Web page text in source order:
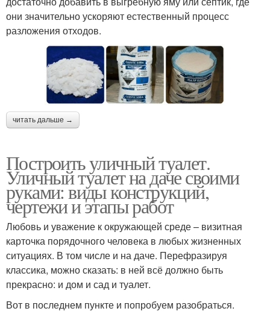
они значительно ускоряют естественный процесс
разложения отходов.
читать дальше →
Построить уличный туалет.
Уличный туалет на даче своими
руками: виды конструкций,
чертежи и этапы работ
Любовь и уважение к окружающей среде – визитная
карточка порядочного человека в любых жизненных
ситуациях. В том числе и на даче. Перефразируя
классика, можно сказать: в ней всё должно быть
прекрасно: и дом и сад и туалет.
Вот в последнем пункте и попробуем разобраться.